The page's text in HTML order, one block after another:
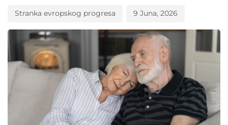
Stranka evropskog progresa 9 Juna, 2026